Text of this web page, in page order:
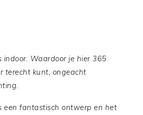
indoor. Waardoor je hier 365
terecht kunt, ongeacht
een fantastisch ontwerp en het